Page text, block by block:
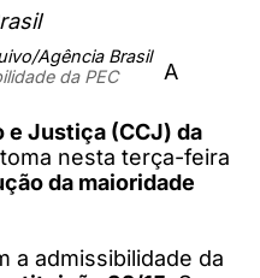
Agência Brasil
da PEC
A
e Justiça (CCJ) da
nesta terça-feira
da maioridade
a admissibilidade da